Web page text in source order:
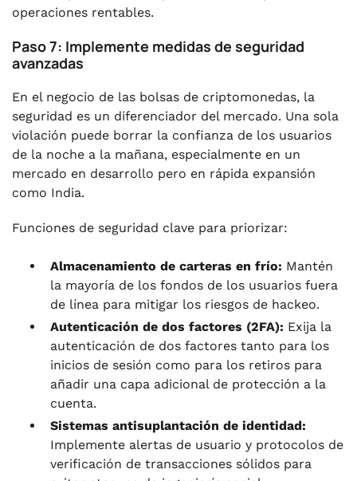
operaciones rentables.
Paso 7: Implemente medidas de seguridad
avanzadas
En el negocio de las bolsas de criptomonedas, la
seguridad es un diferenciador del mercado. Una sola
violación puede borrar la confianza de los usuarios
de la noche a la mañana, especialmente en un
mercado en desarrollo pero en rápida expansión
como India.
Funciones de seguridad clave para priorizar:
Almacenamiento de carteras en frío: Mantén
la mayoría de los fondos de los usuarios fuera
de línea para mitigar los riesgos de hackeo.
Autenticación de dos factores (2FA): Exija la
autenticación de dos factores tanto para los
inicios de sesión como para los retiros para
añadir una capa adicional de protección a la
cuenta.
Sistemas antisuplantación de identidad:
Implemente alertas de usuario y protocolos de
verificación de transacciones sólidos para